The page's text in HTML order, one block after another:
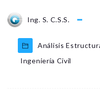
Ing. S. C.S.S.
Análisis
Ingeniería Civil